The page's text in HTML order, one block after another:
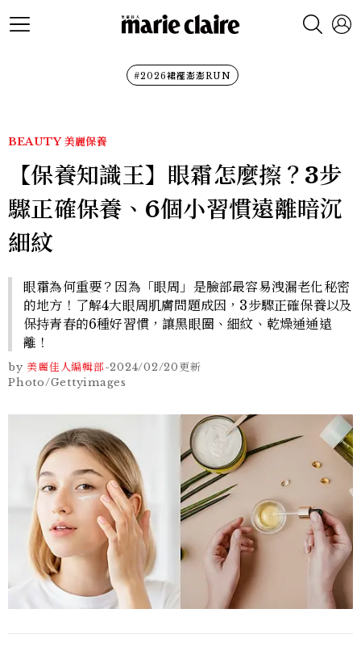
#2026裙襬澎澎RUN
BEAUTY 美麗保養
【保養知識王】眼霜怎麼擦？3步
驟正確保養、6個小習慣遠離暗沉
細紋
眼霜為何重要？因為「眼周」是臉部最容易洩漏老化秘密
的地方！了解4大眼周肌膚問題成因，3步驟正確保養以及
保持青春的6種好習慣，讓黑眼圈、細紋、乾燥通通遠
離！
by 美麗佳人編輯部-2024/02/20更新
Photo/Gettyimages